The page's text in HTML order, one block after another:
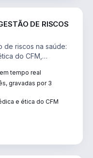
DE RISCOS
de riscos na saúde:
do CFM,
tempo real
gravadas por 3
e ética do CFM